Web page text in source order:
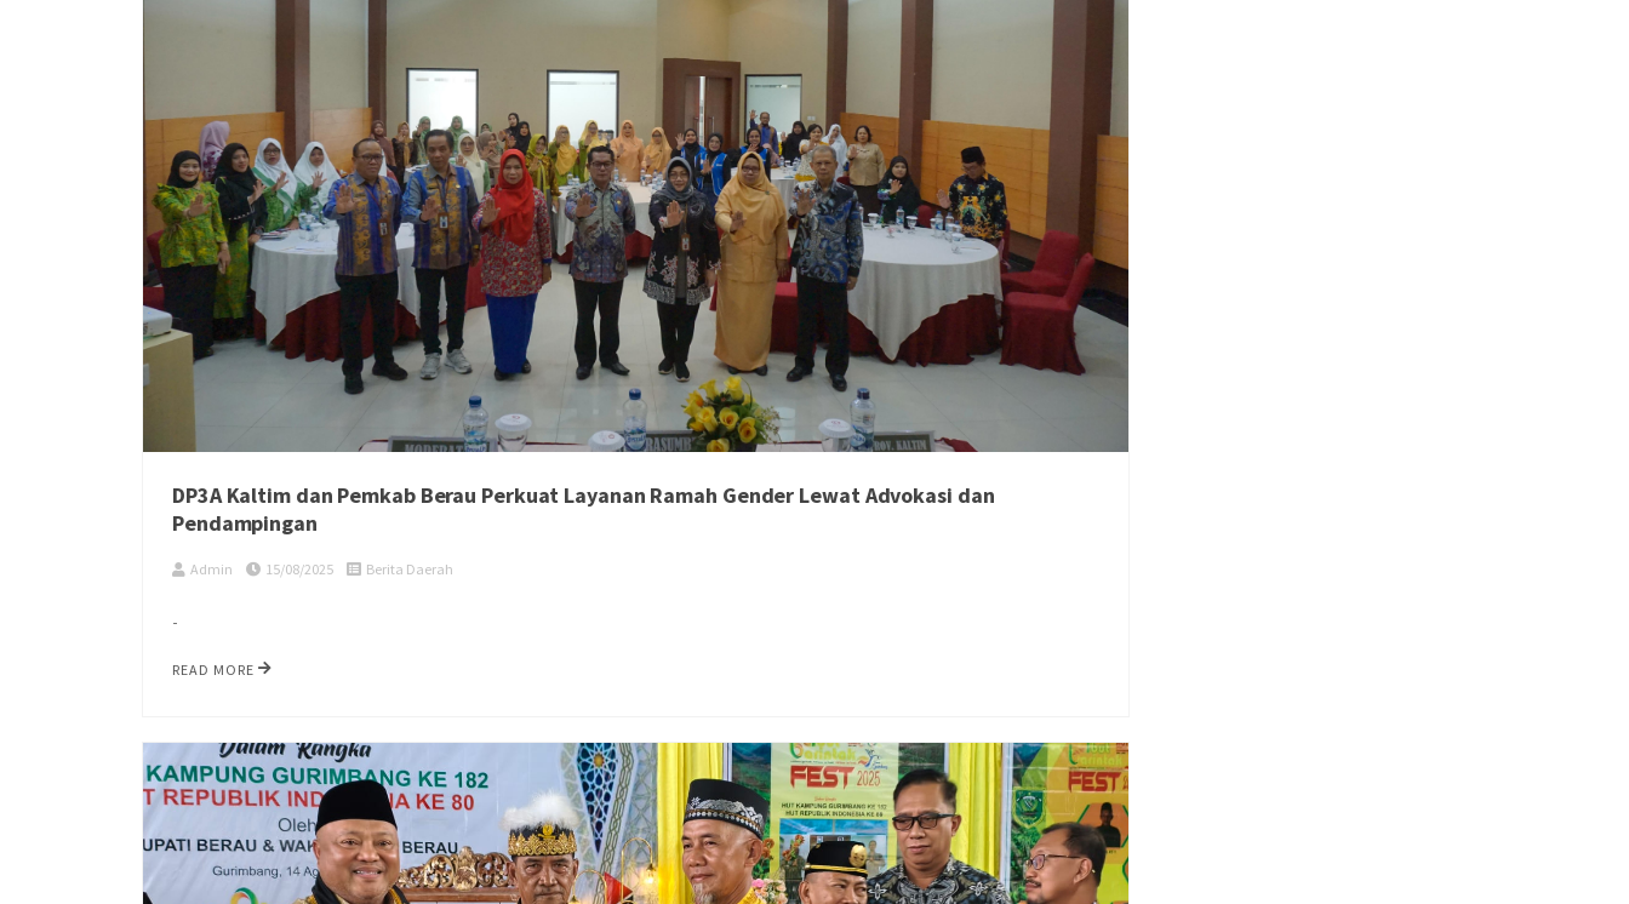
DP3A Kaltim dan Pemkab Berau Perkuat Layanan Ramah Gender Lewat Advokasi dan
Pendampingan
Admin 15/08/2025 Berita Daerah
-
READ MORE